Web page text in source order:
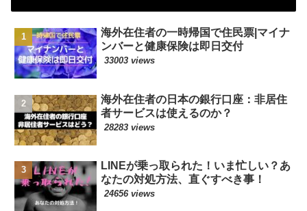
海外在住者の一時帰国で住民票|マイナ
ンバーと健康保険は即日交付
33003 views
海外在住者の日本の銀行口座：非居住
者サービスは使えるのか？
28283 views
LINEが乗っ取られた！いま忙しい？あ
なたの対処方法、直ぐすべき事！
24656 views